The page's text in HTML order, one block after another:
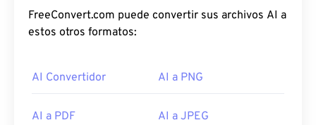
FreeConvert.com puede convertir sus archivos AI a
estos otros formatos:
AI Convertidor AI a PNG
AI a PDF AI a JPEG